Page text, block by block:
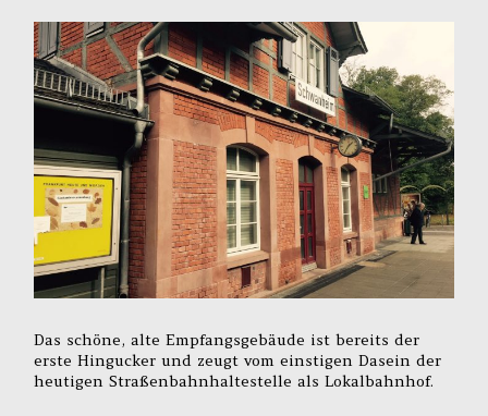
Das schöne, alte Empfangsgebäude ist bereits der
erste Hingucker und zeugt vom einstigen Dasein der
heutigen Straßenbahnhaltestelle als Lokalbahnhof.